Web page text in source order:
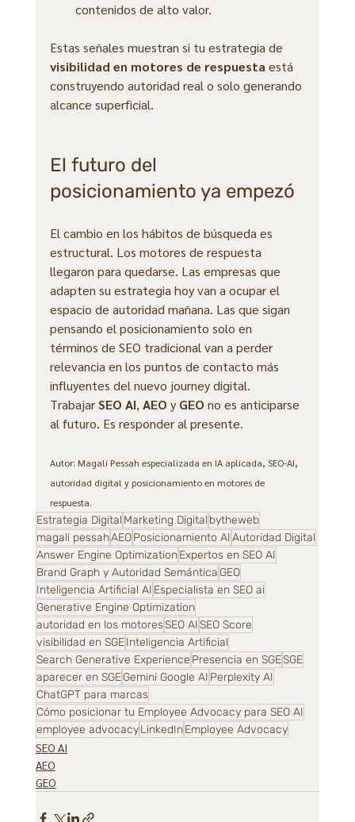
contenidos de alto valor.
Estas señales muestran si tu estrategia de
visibilidad en motores de respuesta está
construyendo autoridad real o solo generando
alcance superficial.
El futuro del
posicionamiento ya empezó
El cambio en los hábitos de búsqueda es
estructural. Los motores de respuesta
llegaron para quedarse. Las empresas que
adapten su estrategia hoy van a ocupar el
espacio de autoridad mañana. Las que sigan
pensando el posicionamiento solo en
términos de SEO tradicional van a perder
relevancia en los puntos de contacto más
influyentes del nuevo journey digital.
Trabajar SEO AI, AEO y GEO no es anticiparse
al futuro. Es responder al presente.
Autor: Magalí Pessah especializada en IA aplicada, SEO-AI,
autoridad digital y posicionamiento en motores de
respuesta.
Estrategia Digital Marketing Digital bytheweb
magali pessahAEOPosicionamiento AIAutoridad Digital
Answer Engine OptimizationExpertos en SEO AI
Brand Graph y Autoridad Semántica GEO
Inteligencia Artificial AI Especialista en SEO ai
Generative Engine Optimization
autoridad en los motoresSEO AISEO Score
visibilidad en SGEInteligencia Artificial
Search Generative Experience Presencia en SGESGE
aparecer en SGEGemini Google AI Perplexity AI
ChatGPT para marcas
Cómo posicionar tu Employee Advocacy para SEO AI
employee advocacyLinkedInEmployee Advocacy
SEO AI
AEO
GEO